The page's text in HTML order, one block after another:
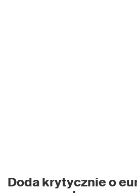
Doda krytycznie o